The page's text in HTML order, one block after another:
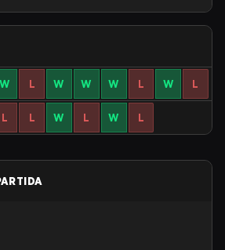
W L W W W L W L
L L W L W L